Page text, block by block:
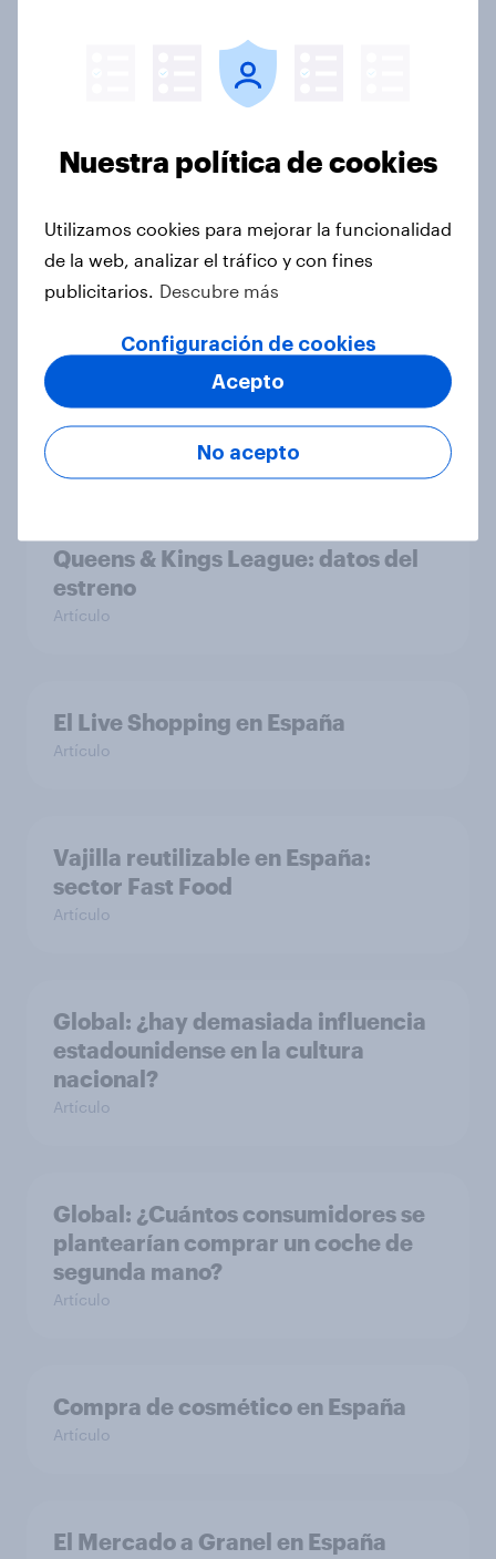
Uso de buscadores de alojamiento:
datos 2023
la hora de planear las vacaciones:
datos 2023
Artículo
Global - Las mujeres se fijan más en
los precios de la alimentación
Queens & Kings League: datos del
estreno
Artículo
El Live Shopping en España
Artículo
Vajilla reutilizable en España:
sector Fast Food
Artículo
Global: ¿hay demasiada influencia
estadounidense en la cultura
nacional?
Artículo
Global: ¿Cuántos consumidores se
plantearían comprar un coche de
segunda mano?
Artículo
Compra de cosmético en España
Artículo
El Mercado a Granel en España
Nuestra política de cookies
Utilizamos cookies para mejorar la funcionalidad
de la web, analizar el tráfico y con fines
publicitarios.
Descubre más
Configuración de cookies
No acepto
Acepto